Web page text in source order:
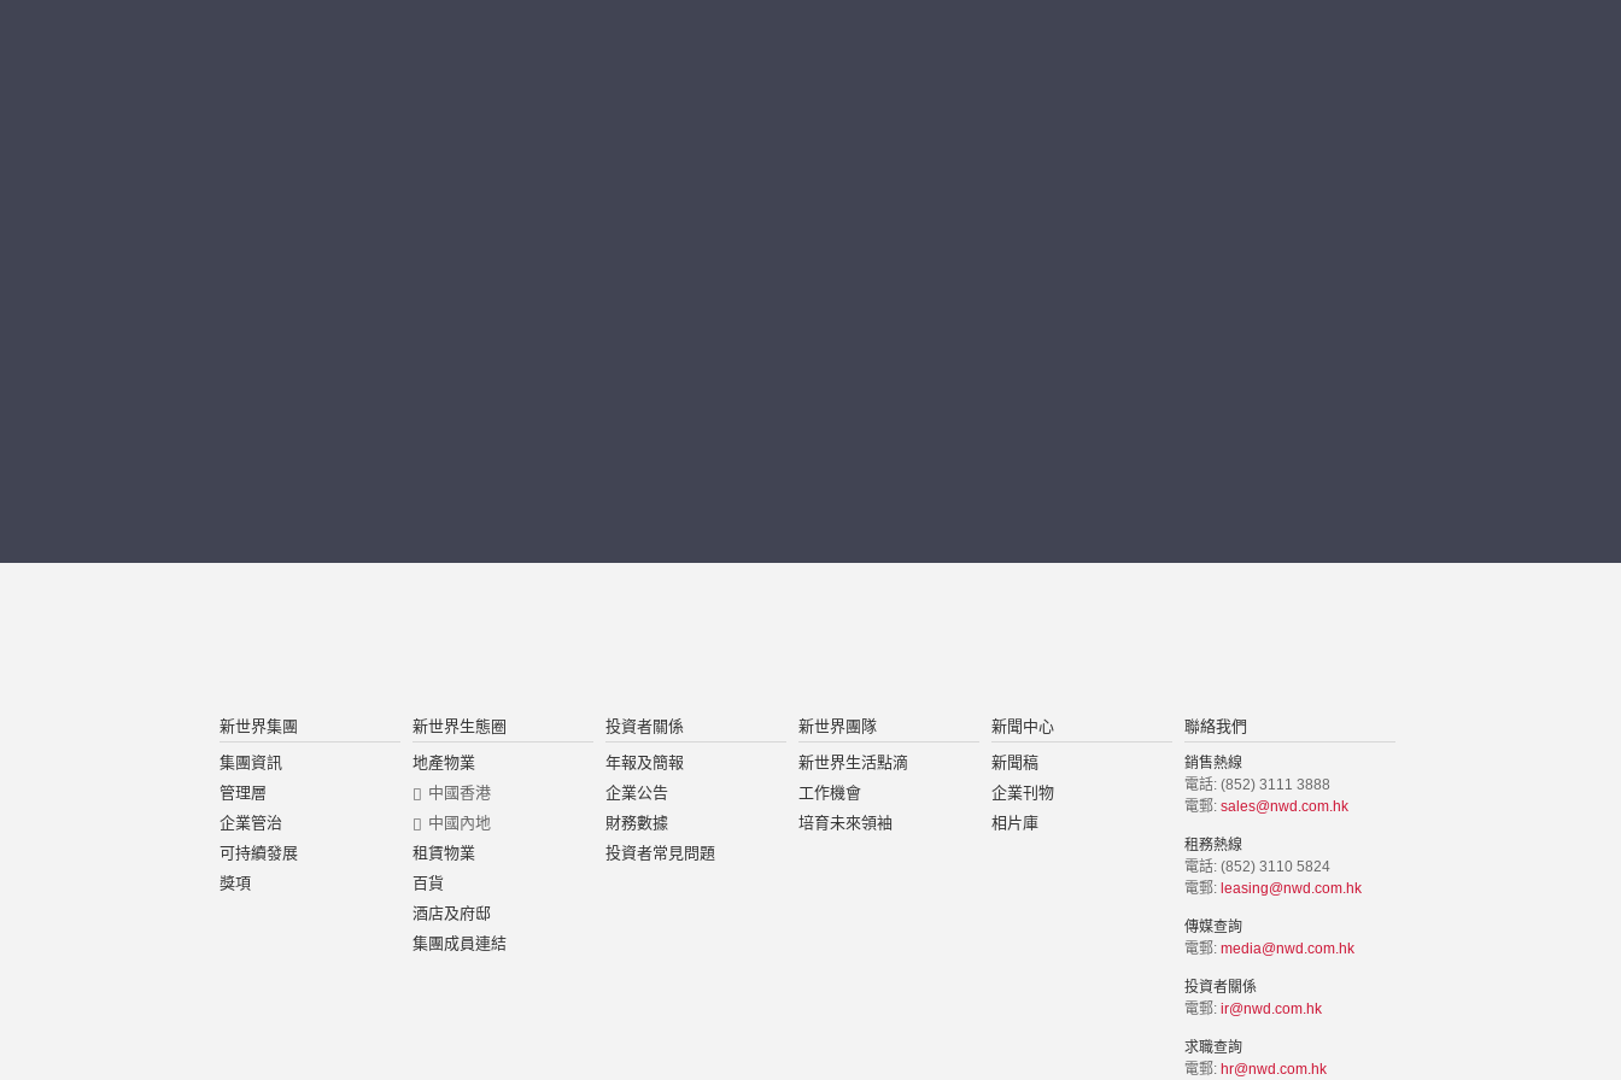
新世界集團
集團資訊
管理層
企業管治
可持續發展
獎項
新世界生態圈
地產物業
中國香港
中國內地
租賃物業
百貨
酒店及府邸
集團成員連結
投資者關係
年報及簡報
企業公告
財務數據
投資者常見問題
新世界團隊
新世界生活點滴
工作機會
培育未來領袖
新聞中心
新聞稿
企業刊物
相片庫
聯絡我們
銷售熱線
電話: (852) 3111 3888
電郵: sales@nwd.com.hk
租務熱線
電話: (852) 3110 5824
電郵: leasing@nwd.com.hk
傳媒查詢
電郵: media@nwd.com.hk
投資者關係
電郵: ir@nwd.com.hk
求職查詢
電郵: hr@nwd.com.hk